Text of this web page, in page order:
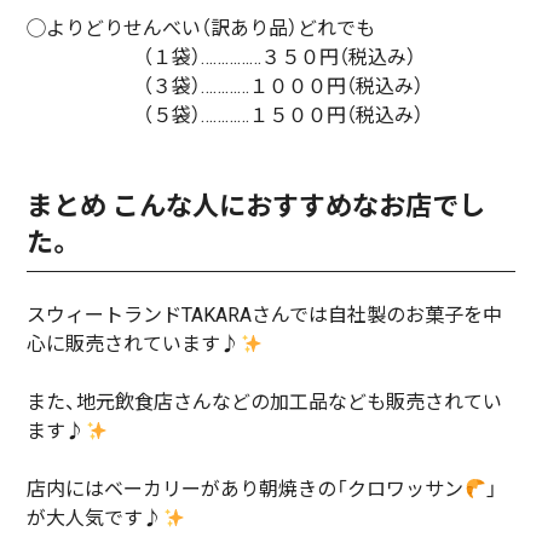
◯よりどりせんべい（訳あり品）どれでも
（１袋）……………３５０円（税込み）
（３袋）…………１０００円（税込み）
（５袋）…………１５００円（税込み）
まとめ こんな人におすすめなお店でし
た。
スウィートランドTAKARAさんでは自社製のお菓子を中
心に販売されています♪
また、地元飲食店さんなどの加工品なども販売されてい
ます♪
店内にはベーカリーがあり朝焼きの「クロワッサン
」
が大人気です♪